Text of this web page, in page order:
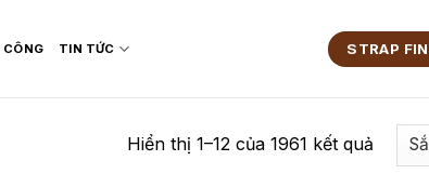
CÔNG TIN TỨC STRAP
Hiển thị 1–12 của 1961 kết quả